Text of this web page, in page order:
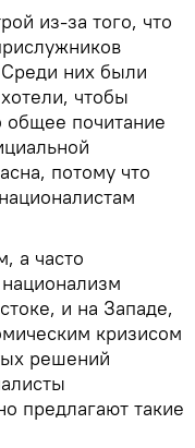
из-за того, что
них были
чтобы
общее почитание
потому что
а часто
и на Западе,
кризисом
решений
предлагают такие